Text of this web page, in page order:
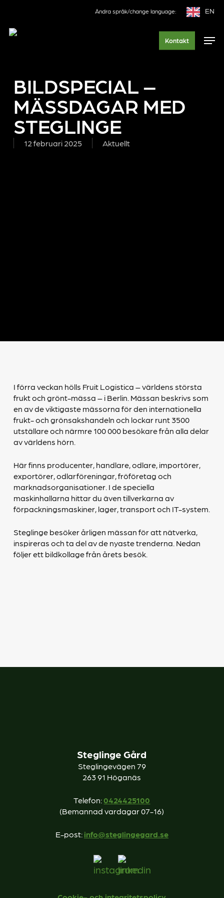
main
Ändra språk/change language: EN
Kontakt
BILDSPECIAL –
MÄSSDAGAR MED
STEGLINGE
12 februari 2025 Aktuellt
I förra veckan hölls Fruit Logistica – världens största
frukt och grönt-mässa – i Berlin. Mässan beskrivs som
en av de viktigaste mässorna för den internationella
frukt- och grönsakshandeln och lockar runt 3500
utställare och närmre 100 000 besökare från alla delar
av världens hörn.
Här finns producenter, handlare, odlare, importörer,
exportörer, odlarföreningar, fröföretag och
marknadsorganisationer. I de speciella
maskinhallarna hittar du även tillverkarna av
förpackningsmaskiner, lager, transport och IT-system.
Steglinge besöker årligen mässan för att nätverka,
inspireras och ta del av de nyaste trenderna. Nedan
följer ett bildkollage från årets besök.
Steglinge Gård
Steglingevägen 79
263 91 Höganäs
Telefon:0424425100
(Bemannad vardagar 07-16)
E-post:info@steglingegard.se